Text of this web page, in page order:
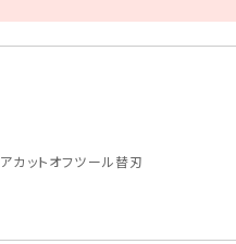
カットオフツール替刃